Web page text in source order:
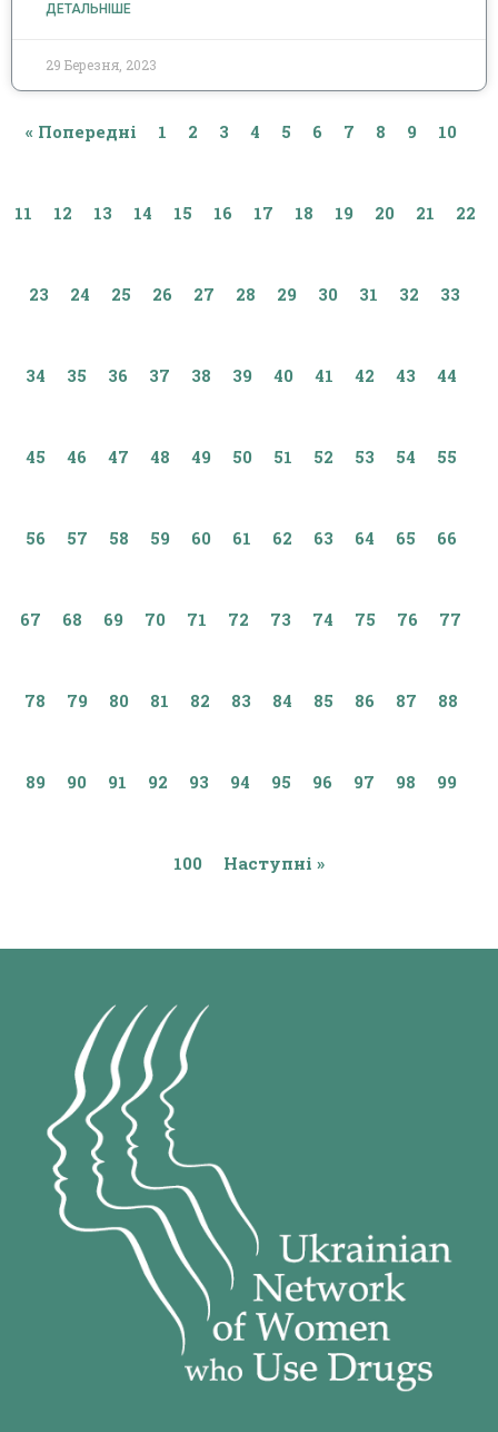
ДЕТАЛЬНІШЕ
29 Березня, 2023
« Попередні 1 2 3 4 5 6 7 8 9 10
11 12 13 14 15 16 17 18 19 20 21 22
23 24 25 26 27 28 29 30 31 32 33
34 35 36 37 38 39 40 41 42 43 44
45 46 47 48 49 50 51 52 53 54 55
56 57 58 59 60 61 62 63 64 65 66
67 68 69 70 71 72 73 74 75 76 77
78 79 80 81 82 83 84 85 86 87 88
89 90 91 92 93 94 95 96 97 98 99
100 Наступні »